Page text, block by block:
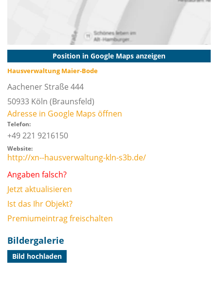
Position in Google Maps anzeigen
Hausverwaltung Maier-Bode
Aachener Straße 444
50933 Köln (Braunsfeld)
Adresse in Google Maps öffnen
Telefon:
+49 221 9216150
Website:
http://xn--hausverwaltung-kln-s3b.de/
Angaben falsch?
Jetzt aktualisieren
Ist das Ihr Objekt?
Premiumeintrag freischalten
Bildergalerie
Bild hochladen